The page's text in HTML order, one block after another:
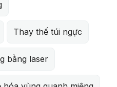
Thay thế túi ngực
bằng laser